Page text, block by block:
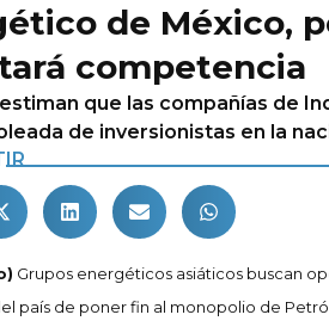
de México,
competencia
que las compañías de
de inversionistas en la
Grupos energéticos asiáticos buscan
país de poner fin al monopolio de